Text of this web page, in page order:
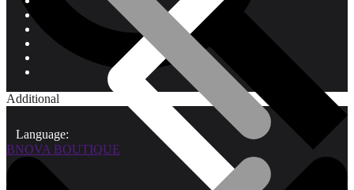
Additional
Language:
BNOVA BOUTIQUE